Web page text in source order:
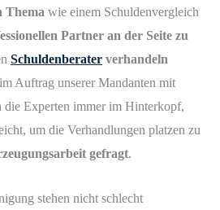
Thema wie einem Schuldenvergleich
Partner an der Seite zu
Schuldenberater verhandeln
im Auftrag unserer Mandanten mit
die Experten immer im Hinterkopf,
um die Verhandlungen platzen zu
gefragt.
stehen nicht schlecht